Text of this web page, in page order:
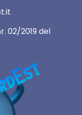
02/2019 del